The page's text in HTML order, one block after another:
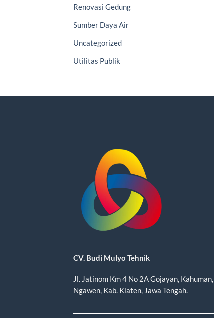
Renovasi Gedung
Sumber Daya Air
Uncategorized
Utilitas Publik
CV. Budi Mulyo Tehnik
Jl. Jatinom Km 4 No 2A Gojayan, Kahuman,
Ngawen, Kab. Klaten, Jawa Tengah.